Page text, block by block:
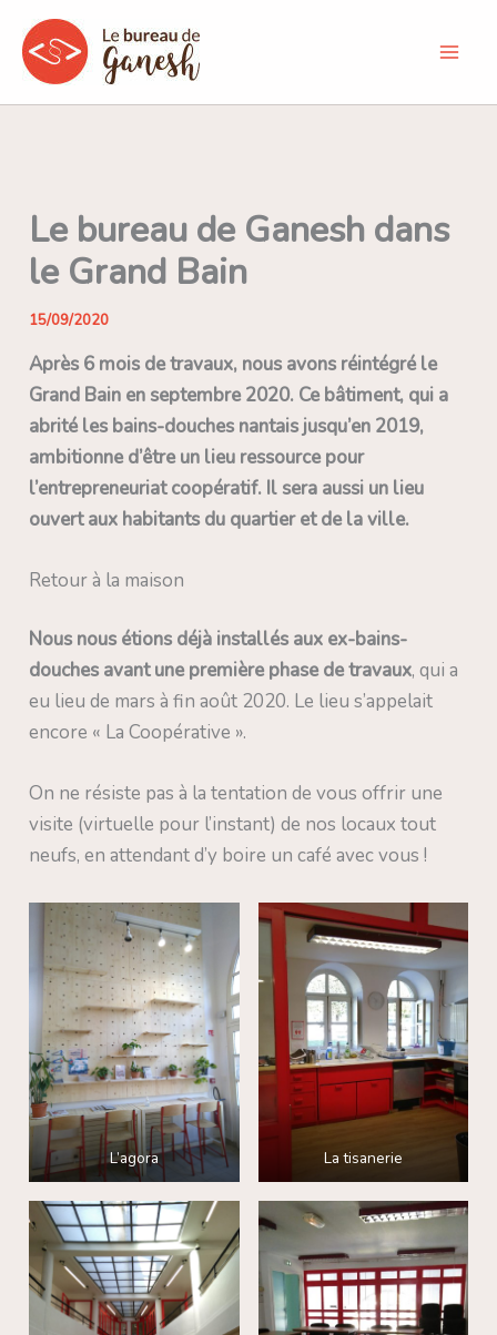
Aller
contenu
Le bureau de Ganesh dans
le Grand Bain
15/09/2020
Après 6 mois de travaux, nous avons réintégré le
Grand Bain en septembre 2020. Ce bâtiment, qui a
abrité les bains-douches nantais jusqu’en 2019,
ambitionne d’être un lieu ressource pour
l’entrepreneuriat coopératif. Il sera aussi un lieu
ouvert aux habitants du quartier et de la ville.
Retour à la maison
Nous nous étions déjà installés aux ex-bains-
douches avant une première phase de travaux, qui a
eu lieu de mars à fin août 2020. Le lieu s’appelait
encore « La Coopérative ».
On ne résiste pas à la tentation de vous offrir une
visite (virtuelle pour l’instant) de nos locaux tout
neufs, en attendant d’y boire un café avec vous !
L’agora La tisanerie